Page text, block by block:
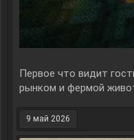
Первое что видит
рынком и фермой
9 май 2026